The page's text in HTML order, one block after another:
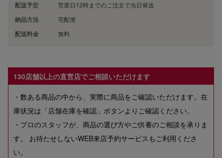
配送予定 営業日12時までのご注文で当日発送
納品方法 宅配便
配送料金 無料
130店舗以上の直営店でご相談いただけます
・数ある商品の中から、実際に商品をご確認いただけます。在
庫状況は「店舗在庫を確認」ボタンよりご確認ください。
・プロのスタッフが、商品の選び方やご供養のご相談を承りま
す。 お待たせしないWEB来店予約サービスもご利用くださ
い。